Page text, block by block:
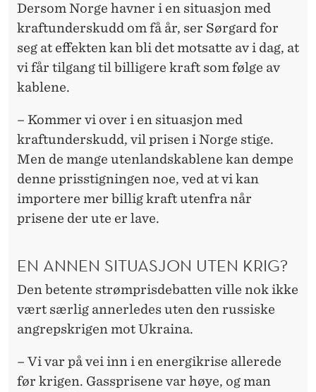
Dersom Norge havner i en situasjon med
kraftunderskudd om få år, ser Sørgard for
seg at effekten kan bli det motsatte av i dag, at
vi får tilgang til billigere kraft som følge av
kablene.
– Kommer vi over i en situasjon med
kraftunderskudd, vil prisen i Norge stige.
Men de mange utenlandskablene kan dempe
denne prisstigningen noe, ved at vi kan
importere mer billig kraft utenfra når
prisene der ute er lave.
EN ANNEN SITUASJON UTEN KRIG?
Den betente strømprisdebatten ville nok ikke
vært særlig annerledes uten den russiske
angrepskrigen mot Ukraina.
– Vi var på vei inn i en energikrise allerede
før krigen. Gassprisene var høye, og man